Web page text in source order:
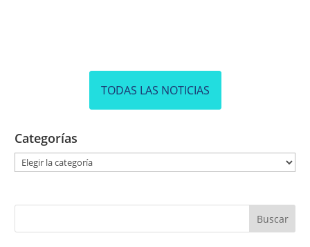
TODAS LAS NOTICIAS
Categorías
g